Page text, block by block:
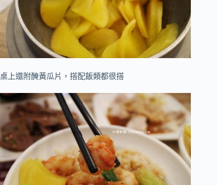
桌上還附醃黃瓜片，搭配飯類都很搭